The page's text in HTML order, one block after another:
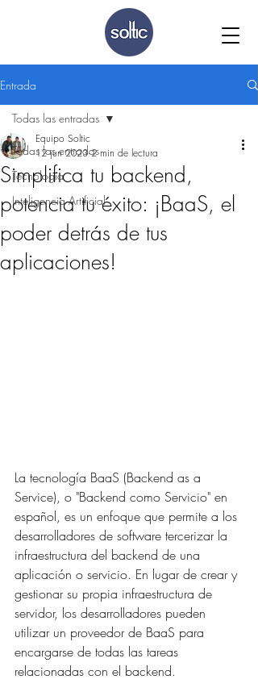
Entrada
Todas las entradas
Tecnología
Inteligencia Artificial
Todas las entradas
Simplifica tu backend,
potencia tu éxito: ¡BaaS, el
poder detrás de tus
aplicaciones!
Equipo Soltic
12 jun 2023 2 min de lectura
La tecnología BaaS (Backend as a
Service), o "Backend como Servicio" en
español, es un enfoque que permite a los
desarrolladores de software tercerizar la
infraestructura del backend de una
aplicación o servicio. En lugar de crear y
gestionar su propia infraestructura de
servidor, los desarrolladores pueden
utilizar un proveedor de BaaS para
encargarse de todas las tareas
relacionadas con el backend.